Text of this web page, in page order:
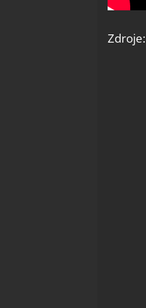
Zdroje: